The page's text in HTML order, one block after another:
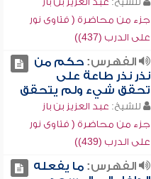
جزء من محاضرة ( فتاوى نور
على الدرب (437))
الفهرس:حكم من
نذر نذر طاعة على
تحقق شيء ولم يتحقق
للشيخ: عبد العزيز بن باز
جزء من محاضرة ( فتاوى نور
على الدرب (439))
الفهرس:ما يفعله